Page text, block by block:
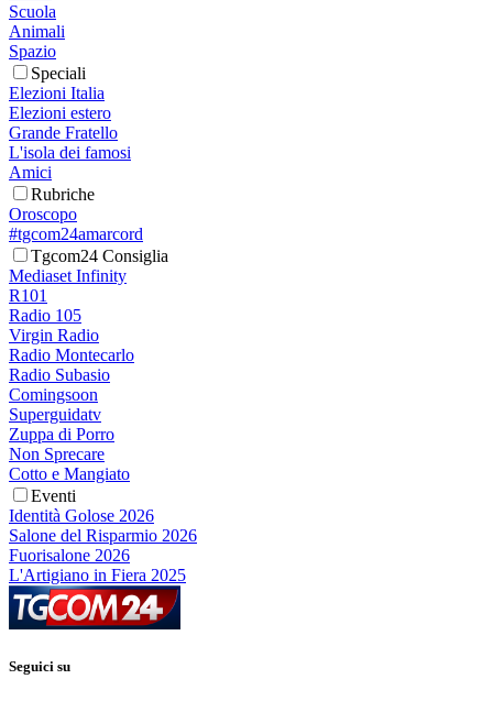
Scuola
Animali
Spazio
Speciali
Elezioni Italia
Elezioni estero
Grande Fratello
L'isola dei famosi
Amici
Rubriche
Oroscopo
#tgcom24amarcord
Tgcom24 Consiglia
Mediaset Infinity
R101
Radio 105
Virgin Radio
Radio Montecarlo
Radio Subasio
Comingsoon
Superguidatv
Zuppa di Porro
Non Sprecare
Cotto e Mangiato
Eventi
Identità Golose 2026
Salone del Risparmio 2026
Fuorisalone 2026
L'Artigiano in Fiera 2025
Seguici su